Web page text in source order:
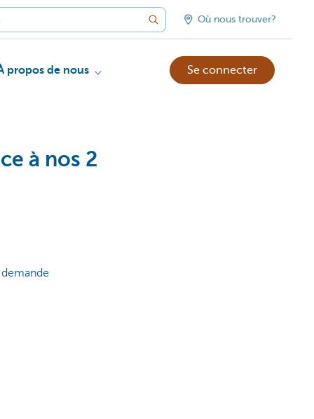
Où nous trouver?
propos de nous Se connecter
à nos 2